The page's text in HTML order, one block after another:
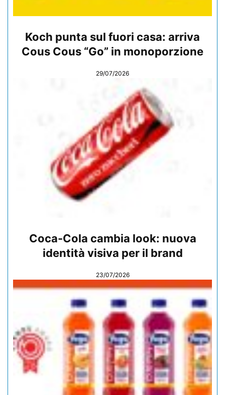
Koch punta sul fuori casa: arriva
Cous Cous “Go” in monoporzione
29/07/2026
Coca-Cola cambia look: nuova
identità visiva per il brand
23/07/2026